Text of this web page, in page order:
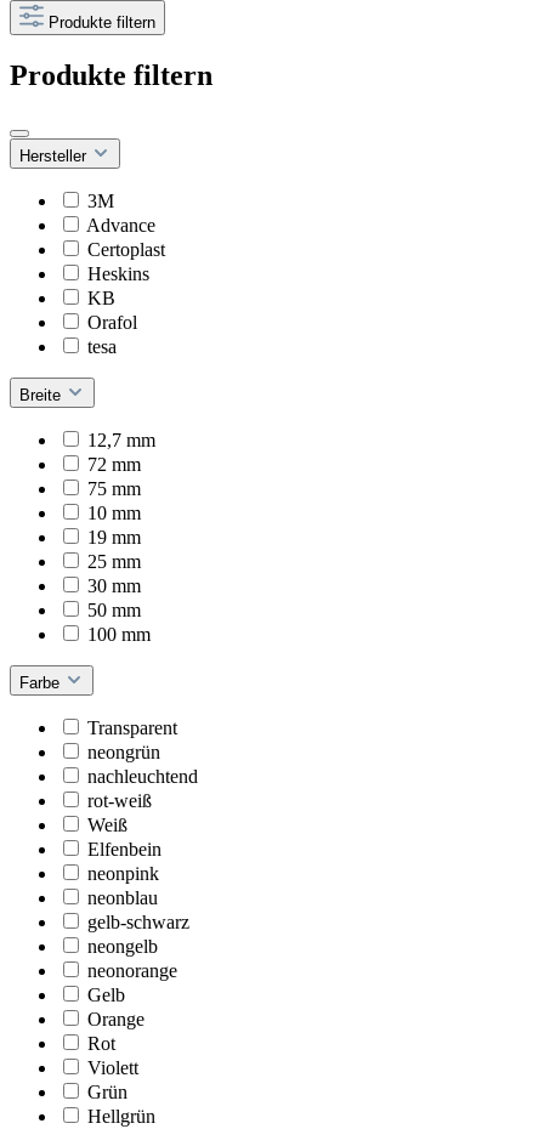
Produkte filtern
Produkte filtern
Hersteller
3M
Advance
Certoplast
Heskins
KB
Orafol
tesa
Breite
12,7 mm
72 mm
75 mm
10 mm
19 mm
25 mm
30 mm
50 mm
100 mm
Farbe
Transparent
neongrün
nachleuchtend
rot-weiß
Weiß
Elfenbein
neonpink
neonblau
gelb-schwarz
neongelb
neonorange
Gelb
Orange
Rot
Violett
Grün
Hellgrün